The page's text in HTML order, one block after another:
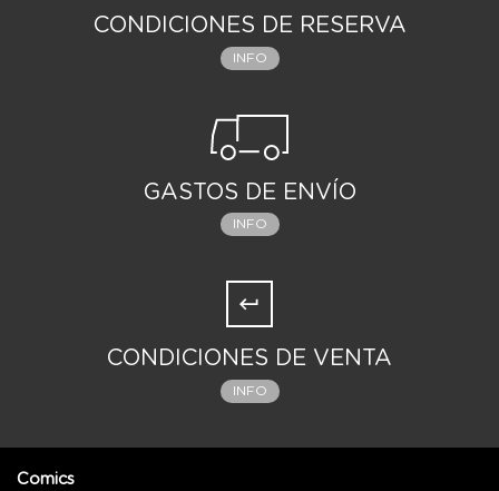
CONDICIONES DE RESERVA
INFO
GASTOS DE ENVÍO
INFO
CONDICIONES DE VENTA
INFO
Comics